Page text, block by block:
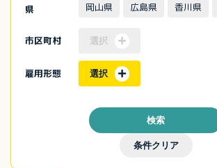
県 岡山県 広島県 香川県
市区町村 選択
雇用形態 選択
条件クリア
検索